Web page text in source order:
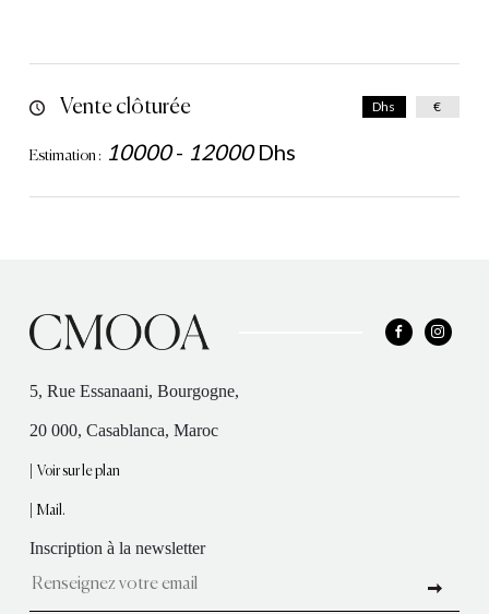
Vente clôturée
Estimation : 10000- 12000 Dhs
Dhs €
5, Rue Essanaani, Bourgogne,
20 000, Casablanca, Maroc
|Voir sur le plan
|Mail.
Inscription à la newsletter